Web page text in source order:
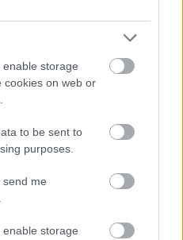
storage
cookies on web or
to be sent to
purposes.
send me
storage
a területen található
János híd és szobor is.
már zajlik a teljesen új
csomópont építése
és jelzőlámpás
épül Angyalföldön